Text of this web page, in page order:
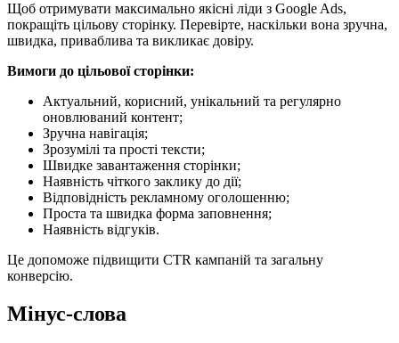
Щоб отримувати максимально якісні ліди з Google Ads,
покращіть цільову сторінку. Перевірте, наскільки вона зручна,
швидка, приваблива та викликає довіру.
Вимоги до цільової сторінки:
Актуальний, корисний, унікальний та регулярно
оновлюваний контент;
Зручна навігація;
Зрозумілі та прості тексти;
Швидке завантаження сторінки;
Наявність чіткого заклику до дії;
Відповідність рекламному оголошенню;
Проста та швидка форма заповнення;
Наявність відгуків.
Це допоможе підвищити CTR кампаній та загальну
конверсію.
Мінус-слова